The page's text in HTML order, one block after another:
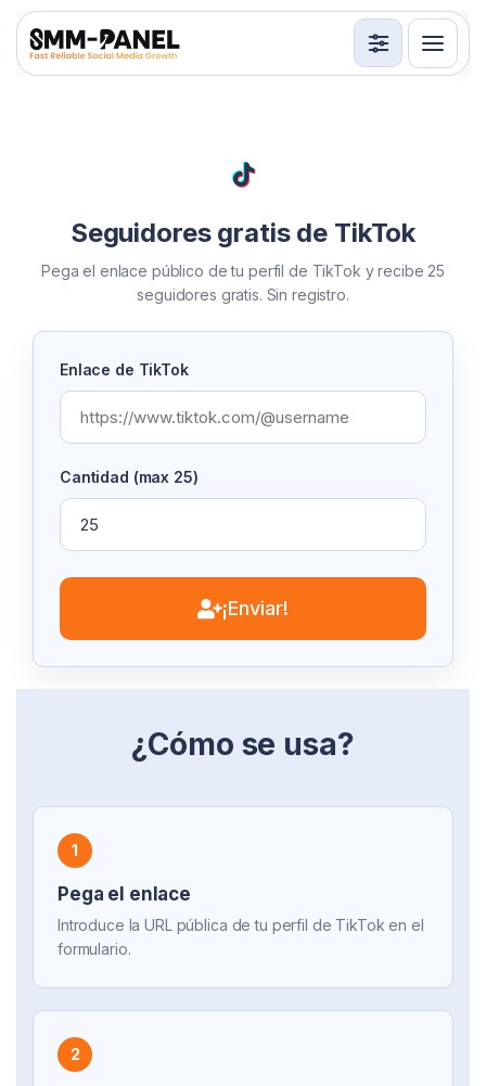
Términos de servicio
Iniciar sesión Registrarse
Seguidores gratis de TikTok
Pega el enlace público de tu perfil de TikTok y recibe 25
seguidores gratis. Sin registro.
Enlace de TikTok
Cantidad (max 25)
¡Enviar!
¿Cómo se usa?
1
Pega el enlace
Introduce la URL pública de tu perfil de TikTok en el
formulario.
2